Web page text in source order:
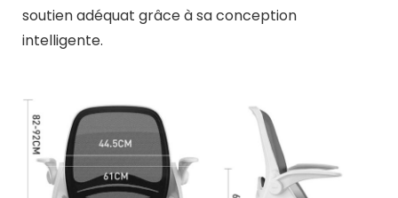
soutien adéquat grâce à sa conception
intelligente.